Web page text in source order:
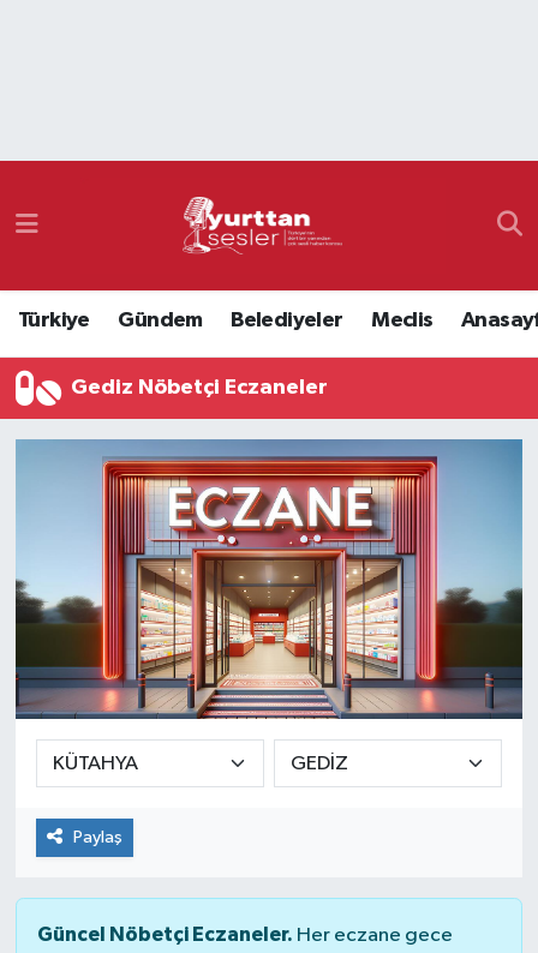
Türkiye Gündem Belediyeler Meclis
Gediz Nöbetçi Eczaneler
Paylaş
Güncel Nöbetçi Eczaneler. Her eczane gece
Namaz Vakitleri
Süper Lig Puan Durumu ve Fikstür
Tüm Manşetler
Son Dakika Haberleri
Haber Arşivi